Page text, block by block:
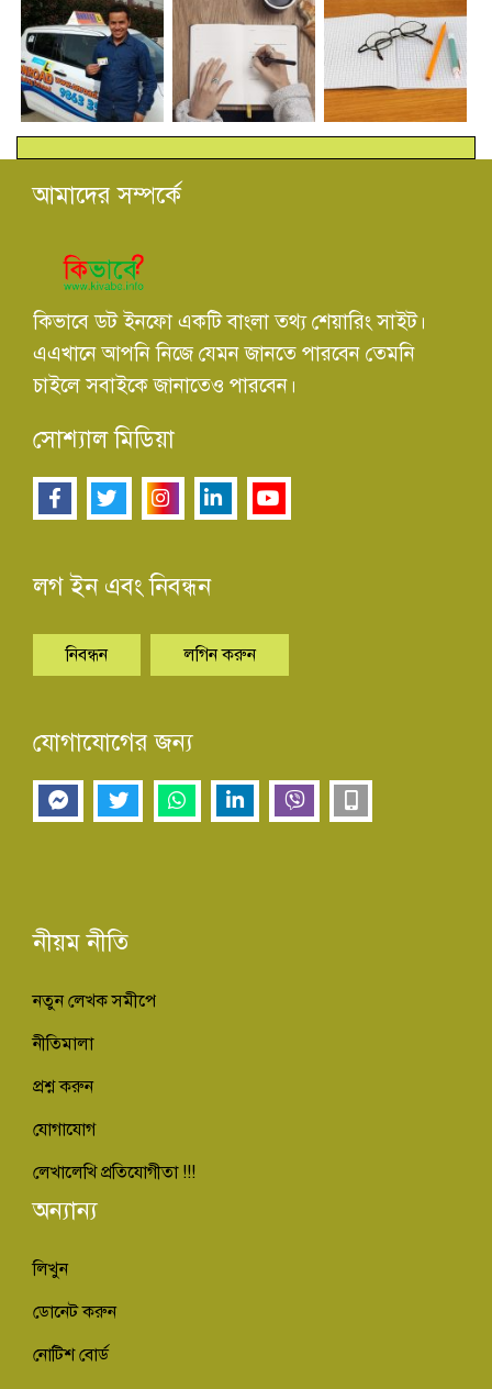
আমাদের সম্পর্কে
কিভাবে ডট ইনফো একটি বাংলা তথ্য শেয়ারিং সাইট।
এএখানে আপনি নিজে যেমন জানতে পারবেন তেমনি
চাইলে সবাইকে জানাতেও পারবেন।
সোশ্যাল মিডিয়া
লগ ইন এবং নিবন্ধন
নিবন্ধন লগিন করুন
যোগাযোগের জন্য
নীয়ম নীতি
নতুন লেখক সমীপে
নীতিমালা
প্রশ্ন করুন
যোগাযোগ
লেখালেখি প্রতিযোগীতা !!!
অন্যান্য
লিখুন
ডোনেট করুন
নোটিশ বোর্ড